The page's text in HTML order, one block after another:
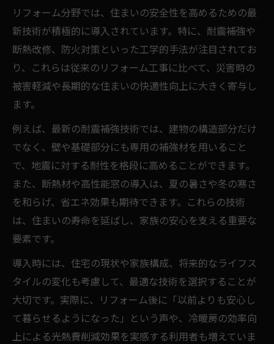
リフォーム分野では、住まいの安全性を高めるための最
新技術が積極的に導入されています。特に、耐震補強や
断熱改修、防火対策といった工学的手法が注目されてお
り、これらは従来のリフォーム工事に比べて、災害時の
被害軽減や長期的な住まいの快適性向上に大きく寄与し
ます。
例えば、最新の耐震補強技術では、建物の構造部分だけ
でなく、壁や基礎部分にも専用の補強材を用いること
で、地震に対する耐性を格段に高めることができます。
また、断熱材や高性能窓の導入は、夏の暑さや冬の寒さ
を和らげ、省エネ効果も期待できます。これらの技術
は、住まいの寿命を延ばし、家族の安心を支える重要な
要素です。
導入時には、住宅の現状や家族構成、将来的なライフス
タイルの変化も考慮して、最適な技術を選択することが
大切です。実際に、リフォーム後に「以前よりも安心し
て暮らせるようになった」という声や、冷暖房の効率向
上による光熱費削減効果を実感する利用者も増えていま